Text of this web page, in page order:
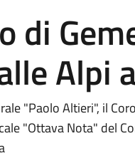
di
Alpi
"Paolo Altieri", il
"Ottava Nota" del